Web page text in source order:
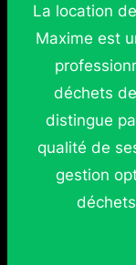
La location
Maxime est
déchets
distingue
qualité de
gestion